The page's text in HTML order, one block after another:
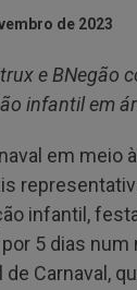
de 2023
e BNegão
infantil em
em meio
infantil,
5 dias num
de Carnaval,